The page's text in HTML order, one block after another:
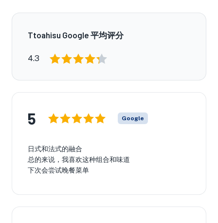
Ttoahisu Google 平均评分
4.3
5 Google
日式和法式的融合
总的来说，我喜欢这种组合和味道
下次会尝试晚餐菜单